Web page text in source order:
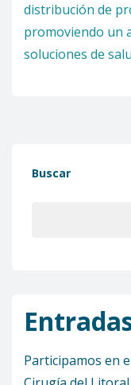
distribución de
promoviendo un
soluciones de
Buscar
Participamos en